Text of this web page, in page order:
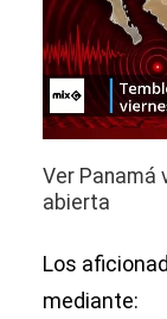
Ver Panamá
abierta
Los
mediante: